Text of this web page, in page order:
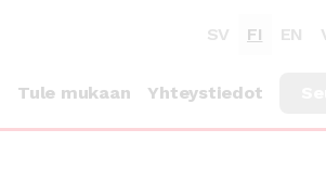
SV FI EN
Tule mukaan Yhteystiedot